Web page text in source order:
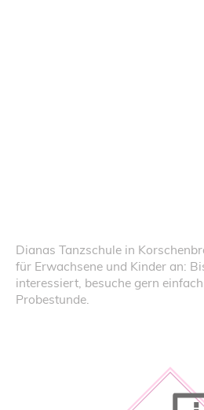
Dianas Tanzschule in
für Erwachsene und Kinder an:
interessiert, besuche gern
Probestunde.